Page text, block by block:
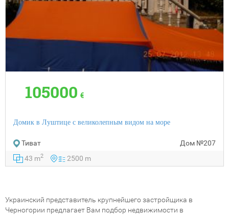
105000 €
Домик в Луштице с великолепным видом на море
Тиват Дом №207
43 m2 2500 m
Украинский представитель крупнейшего застройщика в
Черногории предлагает Вам подбор недвижимости в